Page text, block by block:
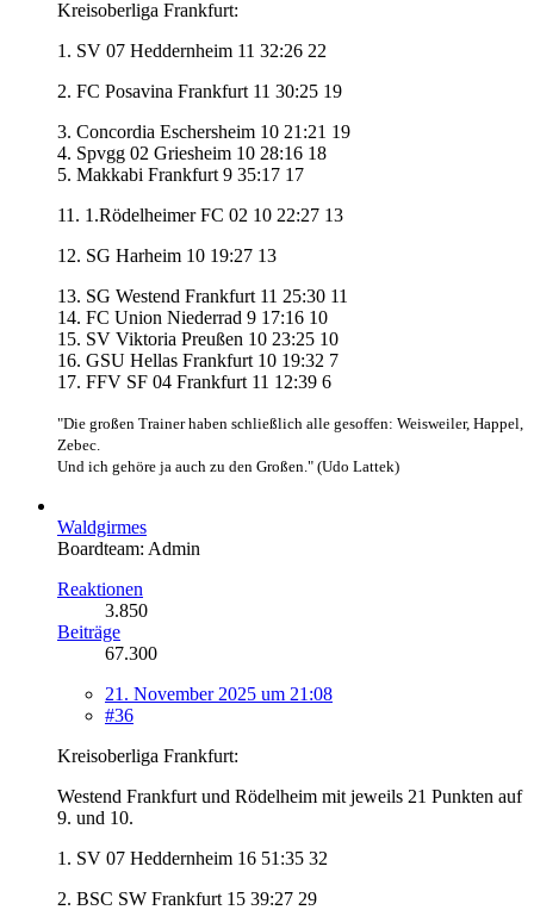
Kreisoberliga Frankfurt:
1. SV 07 Heddernheim 11 32:26 22
2. FC Posavina Frankfurt 11 30:25 19
3. Concordia Eschersheim 10 21:21 19
4. Spvgg 02 Griesheim 10 28:16 18
5. Makkabi Frankfurt 9 35:17 17
11. 1.Rödelheimer FC 02 10 22:27 13
12. SG Harheim 10 19:27 13
13. SG Westend Frankfurt 11 25:30 11
14. FC Union Niederrad 9 17:16 10
15. SV Viktoria Preußen 10 23:25 10
16. GSU Hellas Frankfurt 10 19:32 7
17. FFV SF 04 Frankfurt 11 12:39 6
"Die großen Trainer haben schließlich alle gesoffen: Weisweiler, Happel,
Zebec.
Und ich gehöre ja auch zu den Großen." (Udo Lattek)
Waldgirmes
Boardteam: Admin
Reaktionen
3.850
Beiträge
67.300
21. November 2025 um 21:08
#36
Kreisoberliga Frankfurt:
Westend Frankfurt und Rödelheim mit jeweils 21 Punkten auf
9. und 10.
1. SV 07 Heddernheim 16 51:35 32
2. BSC SW Frankfurt 15 39:27 29